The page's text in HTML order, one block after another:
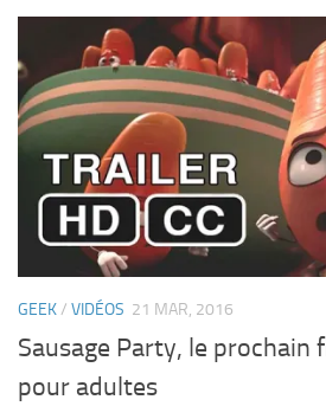
GEEK/ VIDÉOS 21 MAR, 2016
Sausage Party, le prochain
pour adultes